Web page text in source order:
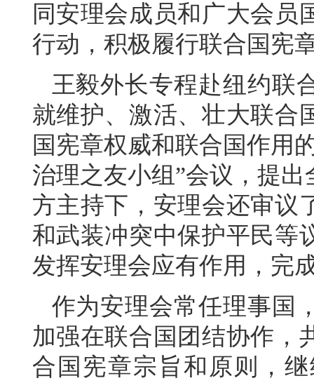
同安理会成员和广大会员
行动，积极履行联合国宪
王毅外长专程赴纽约联
就维护、激活、壮大联合
国宪章权威和联合国作用
治理之友小组”会议，提
方主持下，安理会还审议
和武装冲突中保护平民等
发挥安理会应有作用，完
作为安理会常任理事国
加强在联合国团结协作，
合国宪章宗旨和原则，